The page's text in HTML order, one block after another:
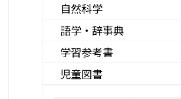
自然科学
語学・辞事典
学習参考書
児童図書